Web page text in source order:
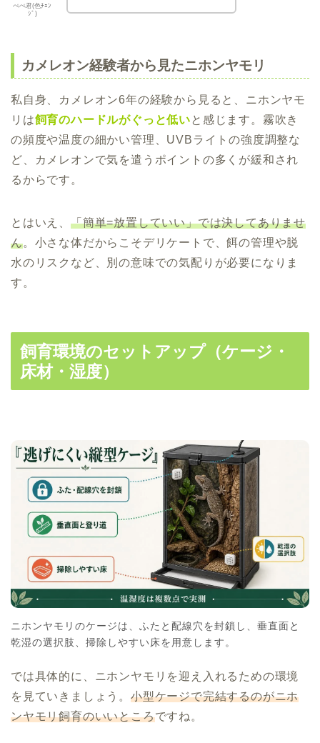
ぺぺ君(色ﾁｪﾝ
ｼﾞ)
カメレオン経験者から見たニホンヤモリ
私自身、カメレオン6年の経験から見ると、ニホンヤモ
リは飼育のハードルがぐっと低いと感じます。霧吹き
の頻度や温度の細かい管理、UVBライトの強度調整な
ど、カメレオンで気を遣うポイントの多くが緩和され
るからです。
とはいえ、 「簡単=放置していい」では決してありませ
ん。小さな体だからこそデリケートで、餌の管理や脱
水のリスクなど、別の意味での気配りが必要になりま
す。
飼育環境のセットアップ（ケージ・
床材・湿度）
ニホンヤモリのケージは、ふたと配線穴を封鎖し、垂直面と
乾湿の選択肢、掃除しやすい床を用意します。
では具体的に、ニホンヤモリを迎え入れるための環境
を見ていきましょう。 小型ケージで完結するのがニホ
ンヤモリ飼育のいいところですね。